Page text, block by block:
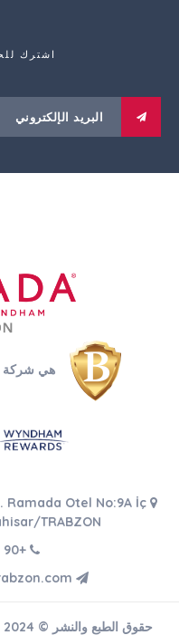
اشترك
هي شركة
Ramada Otel No:9A İç
TRABZON
+90 462 335 30 30